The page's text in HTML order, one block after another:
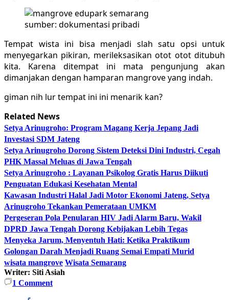
sumber: dokumentasi pribadi
Tempat wista ini bisa menjadi slah satu opsi untuk
menyegarkan pikiran, merileksasikan otot otot ditubuh
kita. Karena ditempat ini mata pengunjung akan
dimanjakan dengan hamparan mangrove yang indah.
giman nih lur tempat ini ini menarik kan?
Related News
Setya Arinugroho: Program Magang Kerja Jepang Jadi
Investasi SDM Jateng
Setya Arinugroho Dorong Sistem Deteksi Dini Industri, Cegah
PHK Massal Meluas di Jawa Tengah
Setya Arinugroho : Layanan Psikolog Gratis Harus Diikuti
Penguatan Edukasi Kesehatan Mental
Kawasan Industri Halal Jadi Motor Ekonomi Jateng, Setya
Arinugroho Tekankan Pemerataan UMKM
Pergeseran Pola Penularan HIV Jadi Alarm Baru, Wakil
DPRD Jawa Tengah Dorong Kebijakan Lebih Tegas
Menyeka Jarum, Menyentuh Hati: Ketika Praktikum
Golongan Darah Menjadi Ruang Semai Empati Murid
wisata mangrove Wisata Semarang
Writer: Siti Asiah
1 Comment